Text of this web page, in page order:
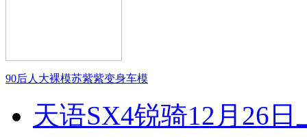
90后人大裸模苏紫紫变身车模
天语SX4锐骑12月26